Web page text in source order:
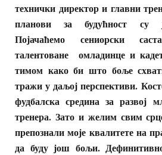
технички директор и главни
планови за будућност су
Појачаћемо сениорски
талентоване омладинце и
тимом како би што боље
тражи у даљој перспективи.
фудбалска средина за развој
тренера. Зато и желим свим
препознали моје квалитете на
да буду још бољи.